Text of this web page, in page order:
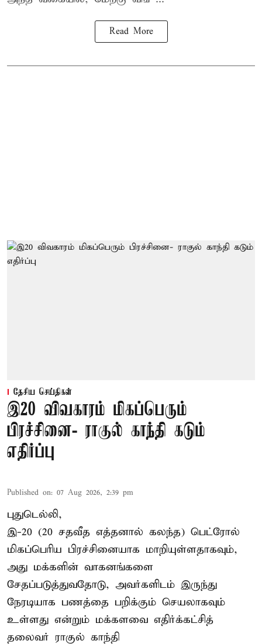
Read More
தேசிய செய்திகள்
இ20 விவகாரம் மிகப்பெரும்
பிரச்சினை- ராகுல் காந்தி கடும்
எதிர்ப்பு
Published on: 07 Aug 2026, 2:39 pm
புதுடெல்லி,
இ-20 (20 சதவீத எத்தனால் கலந்த) பெட்ரோல்
மிகப்பெரிய பிரச்சினையாக மாறியுள்ளதாகவும்,
அது மக்களின் வாகனங்களை
சேதப்படுத்துவதோடு, அவர்களிடம் இருந்து
நேரடியாக பணத்தை பறிக்கும் செயலாகவும்
உள்ளது என்றும் மக்களவை எதிர்க்கட்சித்
தலைவர் ராகுல் காந்தி